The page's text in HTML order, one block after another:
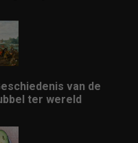
van de
ter wereld